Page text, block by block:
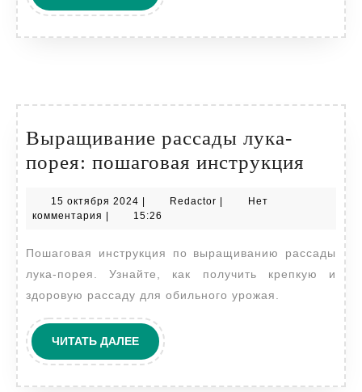
ДАЛЕЕ
Выращивание рассады лука-
порея: пошаговая инструкция
лука-
15 октября 2024 15
октября
| Redactor Redactor
|
Нет
комментария | 15:26
Пошаговая инструкция по выращиванию рассады
лука-порея. Узнайте, как получить крепкую и
здоровую рассаду для обильного урожая.
ЧИТАТЬ ДАЛЕЕЧИТАТЬ
ДАЛЕЕ